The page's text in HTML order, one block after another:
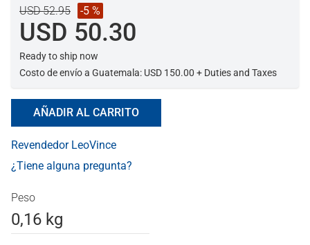
USD 52.95 -5 %
USD 50.30
Ready to ship now
Costo de envío a Guatemala: USD 150.00 + Duties and Taxes
AÑADIR AL CARRITO
Revendedor LeoVince
¿Tiene alguna pregunta?
Peso
0,16 kg